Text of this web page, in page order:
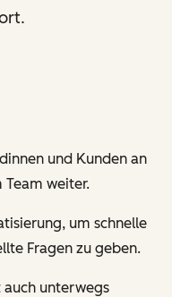
und Kunden an
Team weiter.
um schnelle
Fragen zu geben.
auch unterwegs